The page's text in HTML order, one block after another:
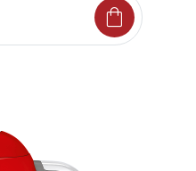
shopping_bag